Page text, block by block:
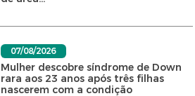
07/08/2026
Mulher descobre síndrome de Down
rara aos 23 anos após três filhas
nascerem com a condição